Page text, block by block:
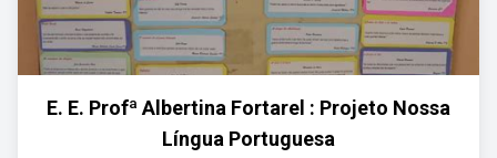
E. E. Profª Albertina Fortarel : Projeto Nossa
Língua Portuguesa